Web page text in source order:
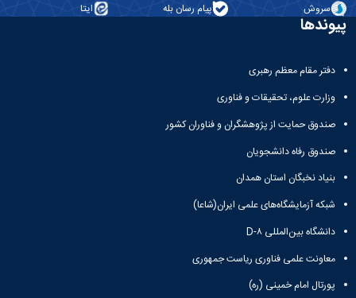
سروش پیام رسان بله ایتا
پیوندها
دفتر مقام معظم رهبری
وزارت علوم، تحقیقات و فناوری
صندوق حمایت از پژوهشگران و فناوران کشور
صندوق رفاه دانشجویان
بنیاد نخبگان استان همدان
شبکه آزمایشگاه‌های علمی ایران(شاعا)
دانشگاه بین‌المللی D-۸
معاونت علمی فناوری ریاست جمهوری
پورتال امام خمینی (ره)